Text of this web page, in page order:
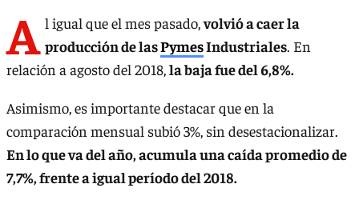
A l igual que el mes pasado,volvió a caer la
producción de lasPymesIndustriales. En
relación a agosto del 2018,la baja fue del 6,8%.
Asimismo, es importante destacar que en la
comparación mensual subió 3%, sin desestacionalizar.
En lo que va del año, acumula una caída promedio de
7,7%, frente a igual período del 2018.